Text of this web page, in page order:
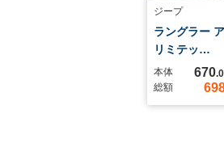
ジープ
ラングラー
リミテッ…
本体 670.0
総額